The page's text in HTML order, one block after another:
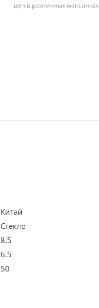
цен в розничных магазинах
Китай
Стекло
8.5
6.5
50